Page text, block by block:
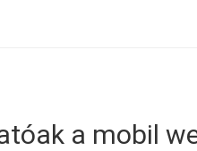
a mobil